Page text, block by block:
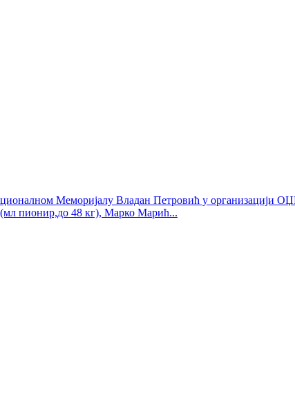
Меморијалу Владан Петровић у организацији
(мл пионир,до 48 кг), Марко Марић...